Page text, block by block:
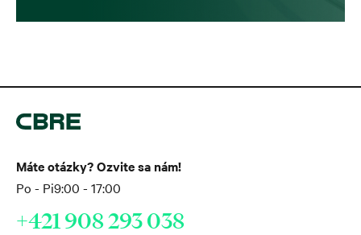
Máte otázky? Ozvite sa nám!
Po - Pi9:00 - 17:00
+421 908 293 038